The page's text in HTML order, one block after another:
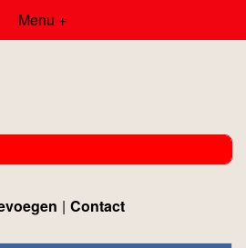
Menu +
Contact